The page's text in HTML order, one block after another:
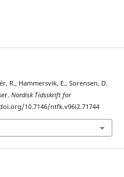
R., Hammersvik, E., Sorensen, D.
Nordisk Tidsskrift for
10.7146/ntfk.v96i2.71744